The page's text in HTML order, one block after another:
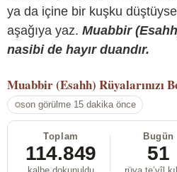
ya da içine bir kuşku
aşağıya yaz. Muabbir
nasibi de hayır duandır.
Muabbir (Esahh) Rüyalarınızı
son görülme 15 dakika önce
Toplam
114.849
Bugün
51